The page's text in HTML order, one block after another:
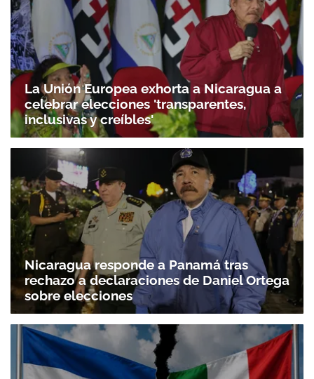
La Unión Europea exhorta a Nicaragua a
celebrar elecciones 'transparentes,
inclusivas y creíbles'
Nicaragua responde a Panamá tras
rechazo a declaraciones de Daniel Ortega
sobre elecciones